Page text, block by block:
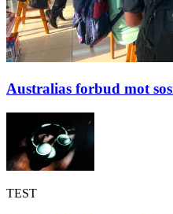
Australias forbud mot
TEST